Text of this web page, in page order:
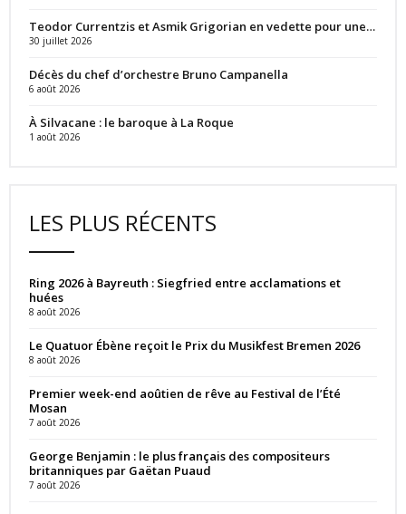
Teodor Currentzis et Asmik Grigorian en vedette pour une…
30 juillet 2026
Décès du chef d’orchestre Bruno Campanella
6 août 2026
À Silvacane : le baroque à La Roque
1 août 2026
LES PLUS RÉCENTS
Ring 2026 à Bayreuth : Siegfried entre acclamations et
huées
8 août 2026
Le Quatuor Ébène reçoit le Prix du Musikfest Bremen 2026
8 août 2026
Premier week-end aoûtien de rêve au Festival de l’Été
Mosan
7 août 2026
George Benjamin : le plus français des compositeurs
britanniques par Gaëtan Puaud
7 août 2026